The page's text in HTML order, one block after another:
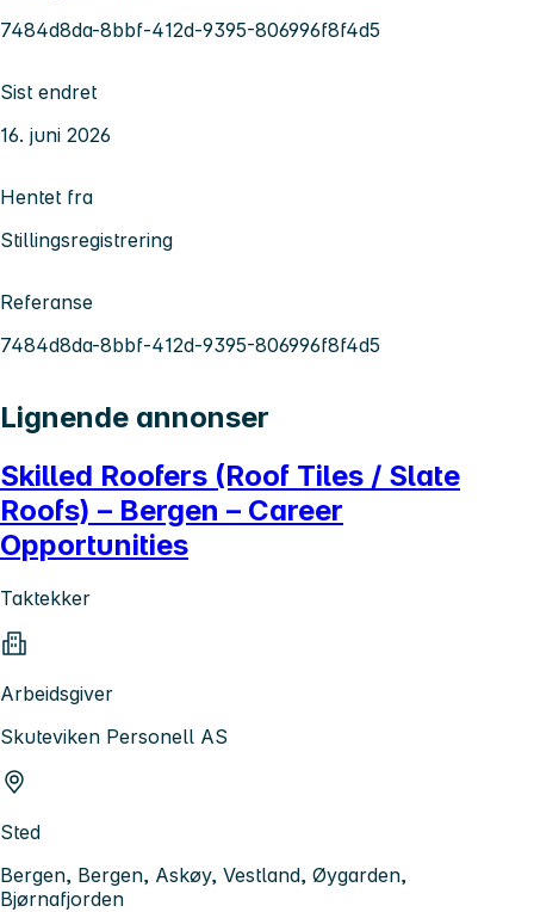
7484d8da-8bbf-412d-9395-806996f8f4d5
Sist endret
16. juni 2026
Hentet fra
Stillingsregistrering
Referanse
7484d8da-8bbf-412d-9395-806996f8f4d5
Lignende annonser
Skilled Roofers (Roof Tiles / Slate
Roofs) – Bergen – Career
Opportunities
Taktekker
Arbeidsgiver
Skuteviken Personell AS
Sted
Bergen, Bergen, Askøy, Vestland, Øygarden,
Bjørnafjorden